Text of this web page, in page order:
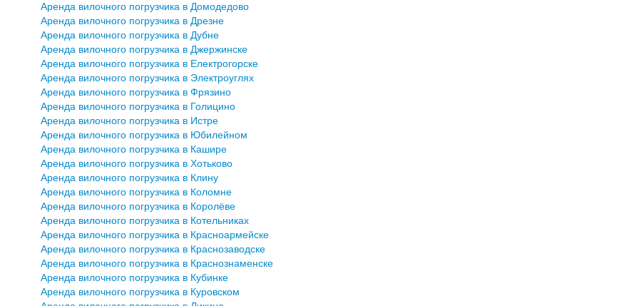
Аренда вилочного погрузчика в Домодедово
Аренда вилочного погрузчика в Дрезне
Аренда вилочного погрузчика в Дубне
Аренда вилочного погрузчика в Джержинске
Аренда вилочного погрузчика в Електрогорске
Аренда вилочного погрузчика в Электроуглях
Аренда вилочного погрузчика в Фрязино
Аренда вилочного погрузчика в Голицино
Аренда вилочного погрузчика в Истре
Аренда вилочного погрузчика в Юбилейном
Аренда вилочного погрузчика в Кашире
Аренда вилочного погрузчика в Хотьково
Аренда вилочного погрузчика в Клину
Аренда вилочного погрузчика в Коломне
Аренда вилочного погрузчика в Королёве
Аренда вилочного погрузчика в Котельниках
Аренда вилочного погрузчика в Красноармейске
Аренда вилочного погрузчика в Краснозаводске
Аренда вилочного погрузчика в Краснознаменске
Аренда вилочного погрузчика в Кубинке
Аренда вилочного погрузчика в Куровском